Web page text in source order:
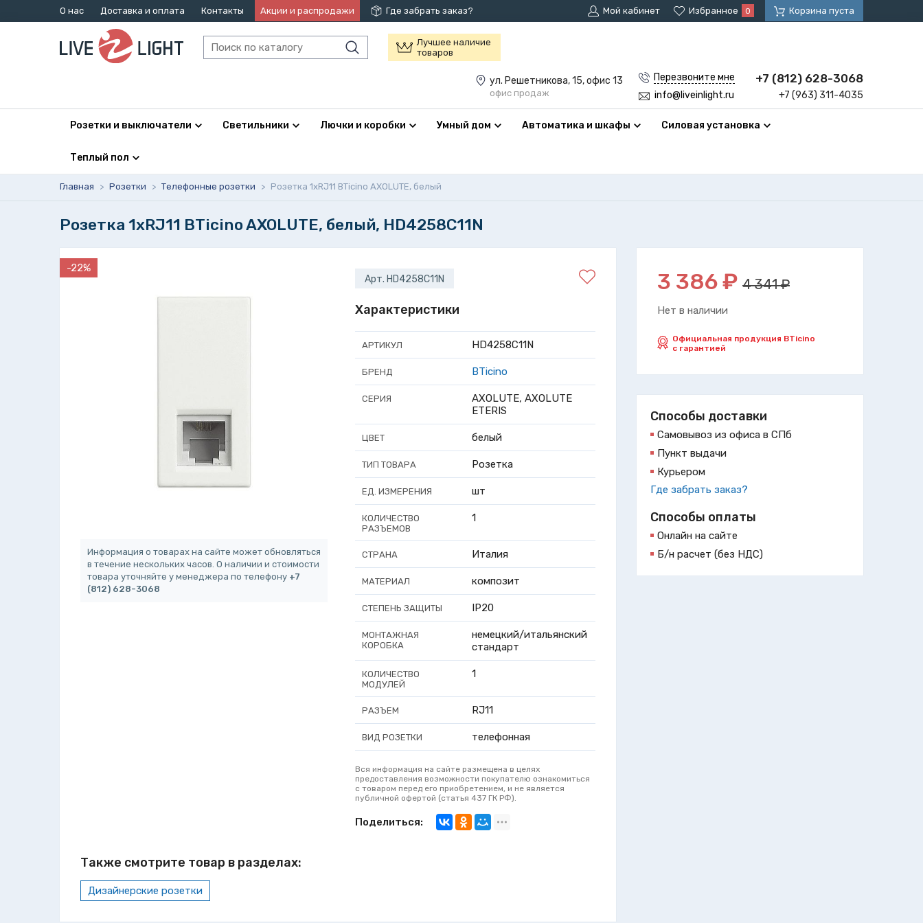
О нас Доставка и оплата Контакты Акции и распродажи Где забрать заказ? Мой кабинет Избранное 0 Корзина пуста
Лучшее наличие
товаров
ул. Решетникова, 15, офис 13
офис продаж
Перезвоните мне
info@liveinlight.ru
+7 (812) 628-3068
+7 (963) 311-4035
Розетки и выключатели Светильники Лючки и коробки Умный дом Автоматика и шкафы Силовая установка
Теплый пол
Главная > Розетки > Телефонные розетки > Розетка 1xRJ11 BTicino AXOLUTE, белый
Розетка 1xRJ11 BTicino AXOLUTE, белый, HD4258C11N
3 386₽ 4 341 ₽
Нет в наличии
Официальная продукция BTicino
с гарантией
Способы доставки
Самовывоз из офиса в СПб
Пункт выдачи
Курьером
Где забрать заказ?
Способы оплаты
Онлайн на сайте
Б/н расчет (без НДС)
-22%
Информация о товарах на сайте может обновляться
в течение нескольких часов. О наличии и стоимости
товара уточняйте у менеджера по телефону +7
(812) 628-3068
Арт. HD4258C11N
Характеристики
АРТИКУЛ HD4258C11N
БРЕНД BTicino
СЕРИЯ
AXOLUTE, AXOLUTE
ETERIS
ЦВЕТ белый
ТИП ТОВАРА Розетка
ЕД. ИЗМЕРЕНИЯ шт
КОЛИЧЕСТВО
РАЗЪЕМОВ
1
СТРАНА Италия
МАТЕРИАЛ композит
СТЕПЕНЬ ЗАЩИТЫ IP20
МОНТАЖНАЯ
КОРОБКА
немецкий/итальянский
стандарт
КОЛИЧЕСТВО
МОДУЛЕЙ
1
РАЗЪЕМ RJ11
ВИД РОЗЕТКИ телефонная
Вся информация на сайте размещена в целях
предоставления возможности покупателю ознакомиться
с товаром перед его приобретением, и не является
публичной офертой (статья 437 ГК РФ).
Поделиться:
Также смотрите товар в разделах:
Дизайнерские розетки